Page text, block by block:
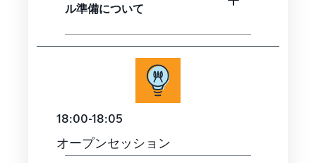
ル準備について
18:00-18:05
オープンセッション